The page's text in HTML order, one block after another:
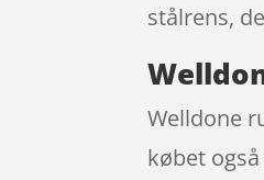
stålrens,
Welldone
købet